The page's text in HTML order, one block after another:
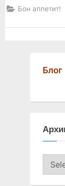
Бон аппетит!
Архив